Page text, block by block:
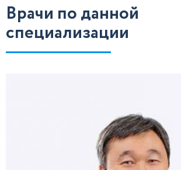
Врачи по данной
специализации